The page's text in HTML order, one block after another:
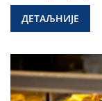
ДЕТАЉНИЈЕ